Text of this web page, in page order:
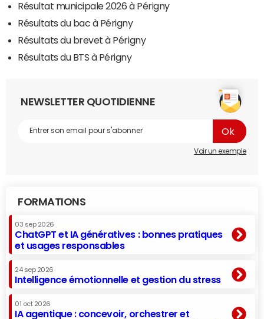
Résultat municipale 2026 à Périgny
Résultats du bac à Périgny
Résultats du brevet à Périgny
Résultats du BTS à Périgny
NEWSLETTER QUOTIDIENNE
Voir un exemple
FORMATIONS
03 sep 2026
ChatGPT et IA génératives : bonnes pratiques
et usages responsables
24 sep 2026
Intelligence émotionnelle et gestion du stress
01 oct 2026
IA agentique : concevoir, orchestrer et